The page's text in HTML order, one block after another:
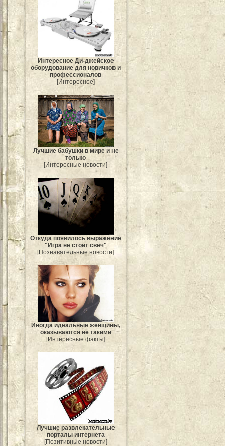
Интересное Ди-джейское
оборудование для новичков и
профессионалов
[Интересное]
Лучшие бабушки в мире и не
только
[Интересные новости]
Откуда появилось выражение
"Игра не стоит свеч"
[Познавательные новости]
Иногда идеальные женщины,
оказываются не такими
[Интересные факты]
Лучшие развлекательные
порталы интернета
[Позитивные новости]